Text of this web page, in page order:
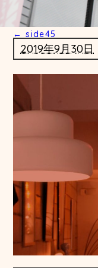
← side45
2019年9月30日